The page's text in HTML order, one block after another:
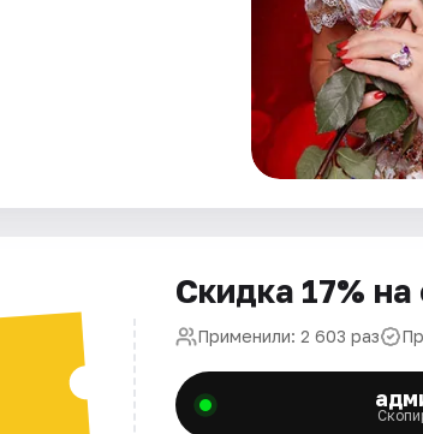
Скидка 17%
Применили: 2 603 раз